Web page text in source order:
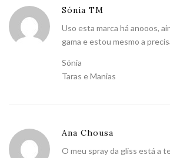
Sónia TM
Uso esta marca há anooos,
gama e estou mesmo a
Sónia
Taras e Manias
Ana Chousa
O meu spray da gliss está a